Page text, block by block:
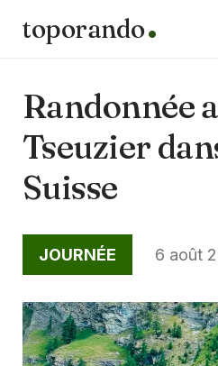
contenu
toporando
Randonnée
Tseuzier
Suisse
JOURNÉE 6 août